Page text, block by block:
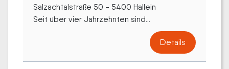
Salzachtalstraße 50 - 5400 Hallein
Seit über vier Jahrzehnten sind...
Details